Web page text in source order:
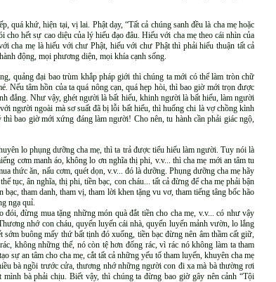
quá khứ, hiện tại, vị lai. Phật dạy, “Tất cả chúng sanh đều là cha mẹ hoặc
hết sự cao diệu của lý hiếu đạo đâu. Hiếu với cha mẹ theo cái nhìn của
cha mẹ là hiếu với chư Phật, hiếu với chư Phật thì phải hiếu thuận tất cả
động, mọi phương diện, mọi khía cạnh sống.
quảng đại bao trùm khắp pháp giới thì chúng ta mới có thể làm tròn chữ
Nếu tâm hồn của ta quá nông cạn, quá hẹp hòi, thì bao giờ mới trọn được
đẳng. Như vậy, ghét người là bất hiếu, khinh người là bất hiếu, làm người
người ngoài mà sơ suất đã bị lỗi bất hiếu, thì huống chi là vợ chồng kình
bao giờ mới xứng đáng làm người! Cho nên, tu hành cần phải giác ngộ,
lo phụng dưỡng cha mẹ, thì ta trả được tiểu hiếu làm người. Tuy nói là
cơm manh áo, không lo ơn nghĩa thị phi, v.v... thì cha mẹ mới an tâm tu
thức ăn, nấu cơm, quét dọn, v.v... đó là dưỡng. Phụng dưỡng cha mẹ hãy
tục, ân nghĩa, thị phi, tiền bạc, con cháu... tất cả đừng để cha mẹ phải bận
tham danh, tham vị, tham lời khen tặng vu vơ, tham tiếng tâng bốc hão
ngạ quỉ.
đừng mua tặng những món quà đắt tiền cho cha mẹ, v.v... có như vậy
nhớ con cháu, quyến luyến cái nhà, quyến luyến mảnh vườn, lo lắng
buông mấy thứ bất tịnh đó xuống, tiền bạc đừng nên âm thầm cất giữ,
không những thế, nó còn tệ hơn đống rác, vì rác nó không làm ta tham
sự an tâm cho cha mẹ, cắt tất cả những yếu tố tham luyến, khuyên cha mẹ
bà ngồi trước cửa, thương nhớ những người con đi xa mà bà thường rơi
bà phải chịu. Biết vậy, thì chúng ta đừng bao giờ gây nên cảnh “Tội